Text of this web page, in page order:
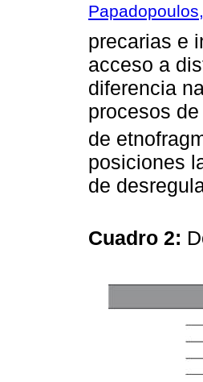
precarias e
acceso a
diferencia
procesos
de
posiciones
de
Cuadro 2: